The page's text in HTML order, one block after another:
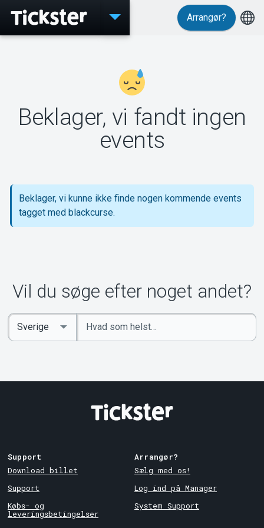
Events
MyTickster
Support
Arrangør?
Beklager, vi fandt ingen
events
Beklager, vi kunne ikke finde nogen kommende events
tagget med blackcurse.
Vil du søge efter noget andet?
Indtast
søgeord
Select
Country
Support
Download billet
Support
Købs- og
leveringsbetingelser
Arrangør?
Sælg med os!
Log ind på Manager
System Support